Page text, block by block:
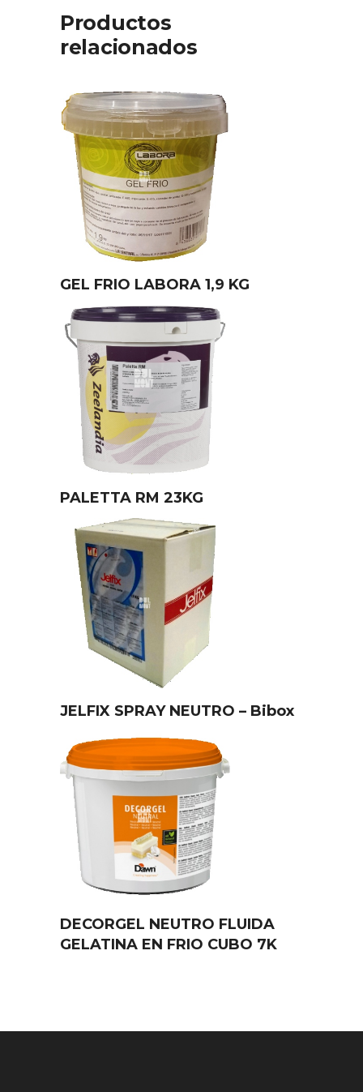
Productos
relacionados
GEL FRIO LABORA 1,9 KG
PALETTA RM 23KG
JELFIX SPRAY NEUTRO – Bibox
DECORGEL NEUTRO FLUIDA
GELATINA EN FRIO CUBO 7K